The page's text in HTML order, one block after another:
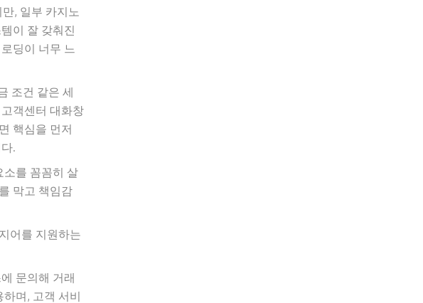
, 일부 카지노
이 잘 갖춰진
딩이 너무 느
조건 같은 세
객센터 대화창
핵심을 먼저
.
소를 꼼꼼히 살
막고 책임감
어를 지원하는
문의해 거래
며, 고객 서비